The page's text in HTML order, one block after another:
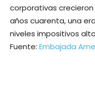
corporativas
años cuarenta, una
niveles impositivos
Fuente: Embajada